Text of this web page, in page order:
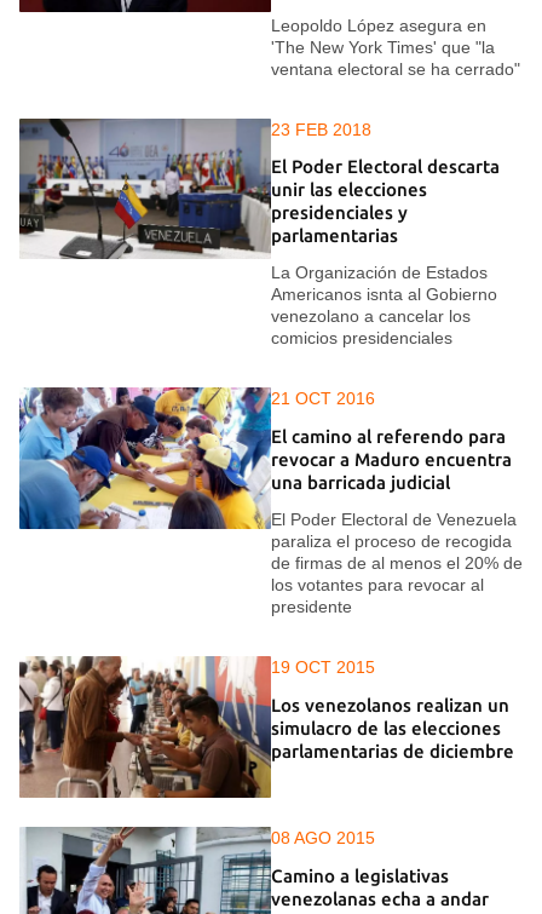
Leopoldo López asegura en
'The New York Times' que "la
ventana electoral se ha cerrado"
23 FEB 2018
El Poder Electoral descarta
unir las elecciones
presidenciales y
parlamentarias
La Organización de Estados
Americanos isnta al Gobierno
venezolano a cancelar los
comicios presidenciales
21 OCT 2016
El camino al referendo para
revocar a Maduro encuentra
una barricada judicial
El Poder Electoral de Venezuela
paraliza el proceso de recogida
de firmas de al menos el 20% de
los votantes para revocar al
presidente
19 OCT 2015
Los venezolanos realizan un
simulacro de las elecciones
parlamentarias de diciembre
08 AGO 2015
Camino a legislativas
venezolanas echa a andar